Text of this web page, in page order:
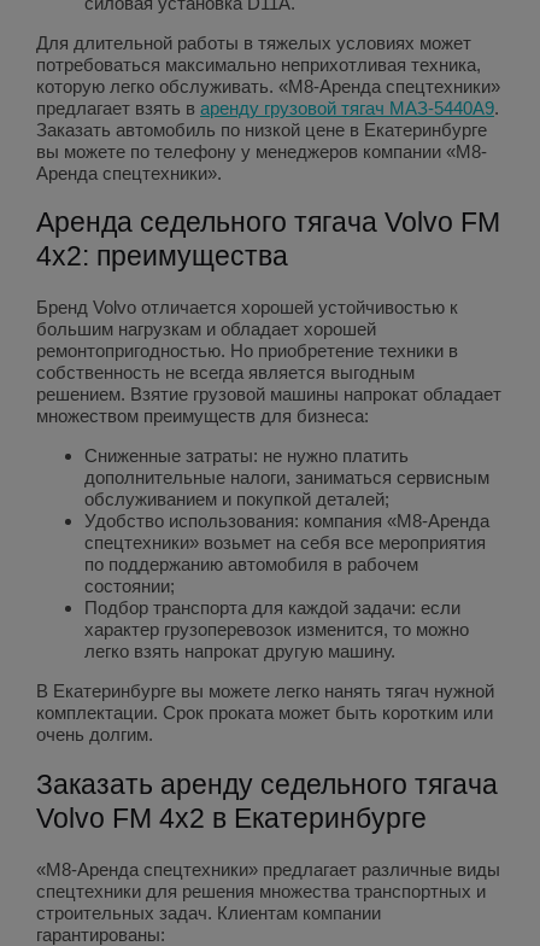
Для длительной работы в тяжелых условиях может
потребоваться максимально неприхотливая техника,
которую легко обслуживать. «М8-Аренда спецтехники»
предлагает взять в аренду грузовой тягач МАЗ-5440А9.
Заказать автомобиль по низкой цене в Екатеринбурге
вы можете по телефону у менеджеров компании «М8-
Аренда спецтехники».
Аренда седельного тягача Volvo FM
4x2: преимущества
Бренд Volvo отличается хорошей устойчивостью к
большим нагрузкам и обладает хорошей
ремонтопригодностью. Но приобретение техники в
собственность не всегда является выгодным
решением. Взятие грузовой машины напрокат обладает
множеством преимуществ для бизнеса:
Сниженные затраты: не нужно платить
дополнительные налоги, заниматься сервисным
обслуживанием и покупкой деталей;
Удобство использования: компания «М8-Аренда
спецтехники» возьмет на себя все мероприятия
по поддержанию автомобиля в рабочем
состоянии;
Подбор транспорта для каждой задачи: если
характер грузоперевозок изменится, то можно
легко взять напрокат другую машину.
В Екатеринбурге вы можете легко нанять тягач нужной
комплектации. Срок проката может быть коротким или
очень долгим.
Заказать аренду седельного тягача
Volvo FM 4x2 в Екатеринбурге
«М8-Аренда спецтехники» предлагает различные виды
спецтехники для решения множества транспортных и
строительных задач. Клиентам компании
гарантированы: